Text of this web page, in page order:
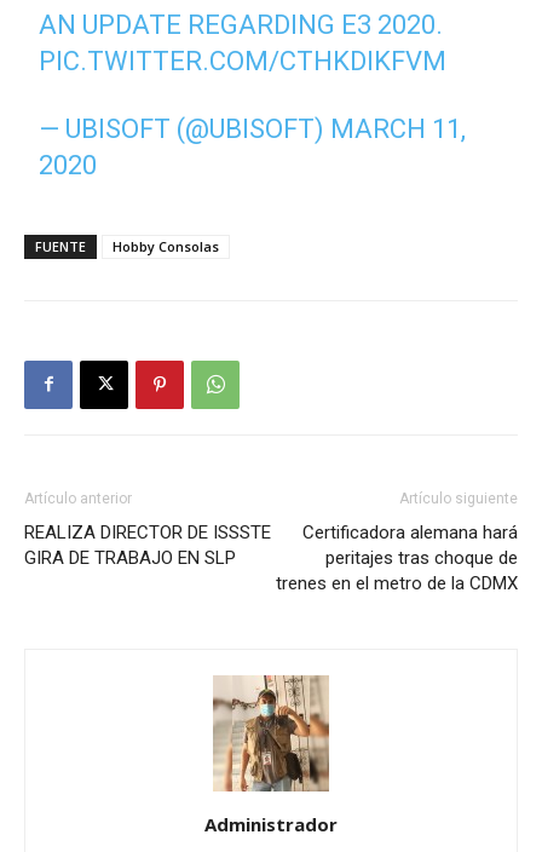
AN UPDATE REGARDING E3 2020.
PIC.TWITTER.COM/CTHKDIKFVM
— UBISOFT (@UBISOFT) MARCH 11,
2020
FUENTE Hobby Consolas
Artículo anterior
REALIZA DIRECTOR DE ISSSTE
GIRA DE TRABAJO EN SLP
Artículo siguiente
Certificadora alemana hará
peritajes tras choque de
trenes en el metro de la CDMX
Administrador